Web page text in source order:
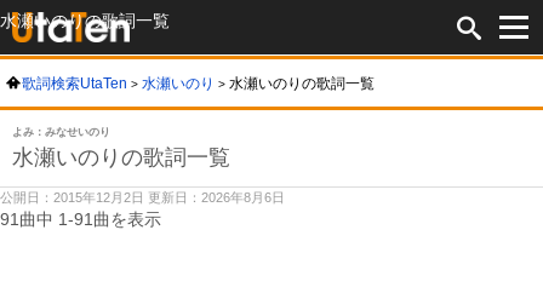
水瀬いのりの歌詞一覧
歌詞検索UtaTen 水瀬いのり 水瀬いのりの歌詞一覧
よみ：みなせいのり
水瀬いのりの歌詞一覧
公開日：2015年12月2日 更新日：2026年8月6日
91曲中 1-91曲を表示